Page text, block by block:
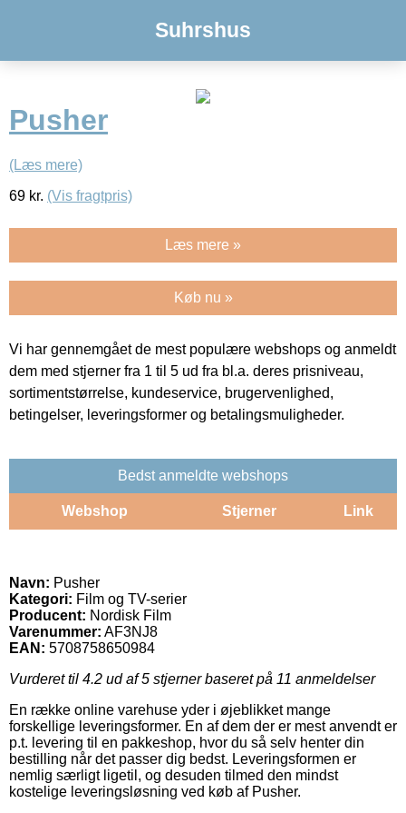
Suhrshus
Pusher
(Læs mere)
69 kr. (Vis fragtpris)
Læs mere »
Køb nu »
Vi har gennemgået de mest populære webshops og anmeldt
dem med stjerner fra 1 til 5 ud fra bl.a. deres prisniveau,
sortimentstørrelse, kundeservice, brugervenlighed,
betingelser, leveringsformer og betalingsmuligheder.
Bedst anmeldte webshops
Webshop Stjerner Link
Navn: Pusher
Kategori: Film og TV-serier
Producent: Nordisk Film
Varenummer: AF3NJ8
EAN: 5708758650984
Vurderet til 4.2 ud af 5 stjerner baseret på 11 anmeldelser
En række online varehuse yder i øjeblikket mange
forskellige leveringsformer. En af dem der er mest anvendt er
p.t. levering til en pakkeshop, hvor du så selv henter din
bestilling når det passer dig bedst. Leveringsformen er
nemlig særligt ligetil, og desuden tilmed den mindst
kostelige leveringsløsning ved køb af Pusher.